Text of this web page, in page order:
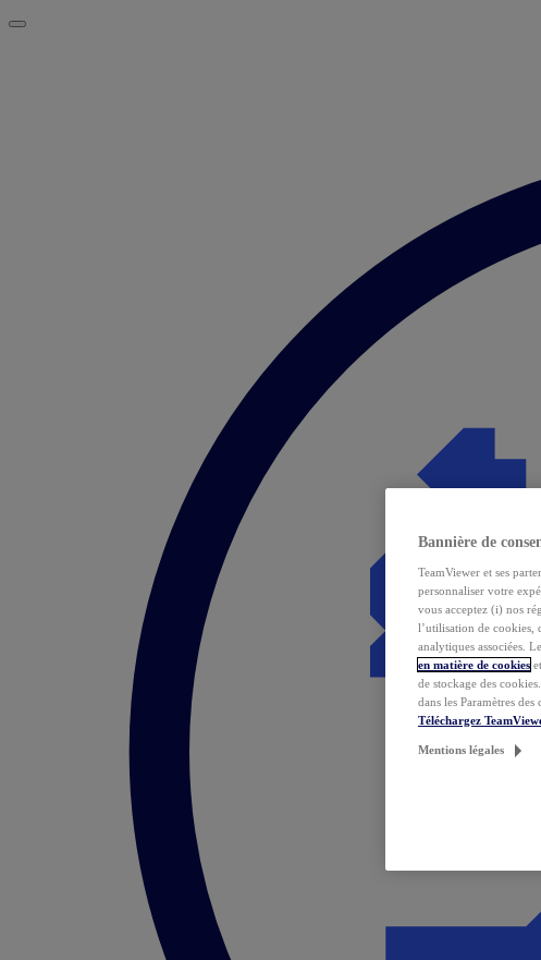
Bannière de
TeamViewer et ses
personnaliser votre
vous acceptez (i) nos
l’utilisation de cookies,
analytiques associées.
en matière de cookies
de stockage des
dans les Paramètres des
Téléchargez
Mentions légales